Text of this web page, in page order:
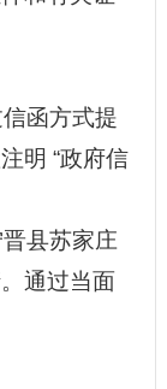
函方式提
明 “政府信
县苏家庄
通过当面